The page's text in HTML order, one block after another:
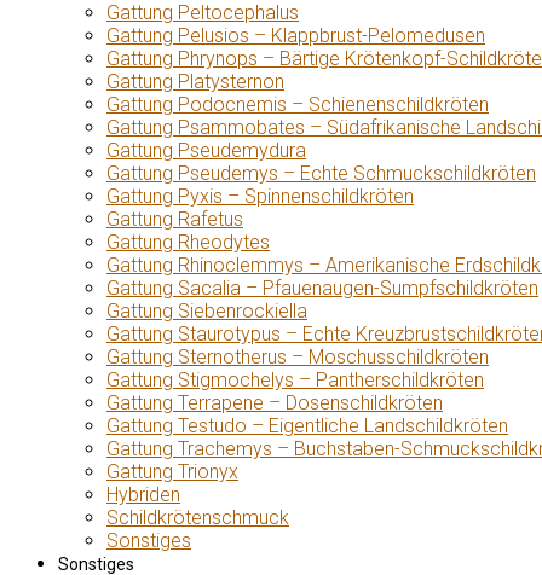
Gattung Peltocephalus
Gattung Pelusios – Klappbrust-Pelomedusen
Gattung Phrynops – Bärtige Krötenkopf-
Gattung Platysternon
Gattung Podocnemis – Schienenschildkröten
Gattung Psammobates – Südafrikanische
Gattung Pseudemydura
Gattung Pseudemys – Echte Schmuckschildkröten
Gattung Pyxis – Spinnenschildkröten
Gattung Rafetus
Gattung Rheodytes
Gattung Rhinoclemmys – Amerikanische
Gattung Sacalia – Pfauenaugen-Sumpfschildkröten
Gattung Siebenrockiella
Gattung Staurotypus – Echte
Gattung Sternotherus – Moschusschildkröten
Gattung Stigmochelys – Pantherschildkröten
Gattung Terrapene – Dosenschildkröten
Gattung Testudo – Eigentliche Landschildkröten
Gattung Trachemys – Buchstaben-
Gattung Trionyx
Hybriden
Schildkrötenschmuck
Sonstiges
Sonstiges